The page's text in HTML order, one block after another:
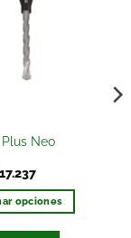
Neo
opciones